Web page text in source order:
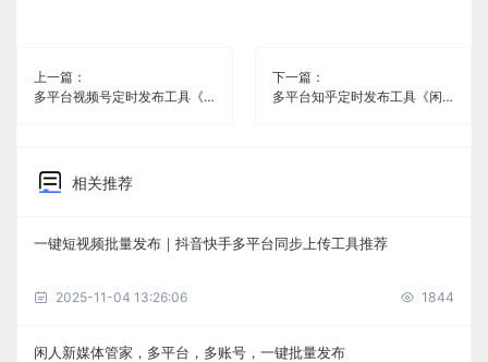
上一篇：
多平台视频号定时发布工具《闲人新媒体管家》
下一篇：
多平台知乎定时发布工具《闲人新媒体管家》
相关推荐
一键短视频批量发布｜抖音快手多平台同步上传工具推荐
2025-11-04 13:26:06 1844
闲人新媒体管家，多平台，多账号，一键批量发布